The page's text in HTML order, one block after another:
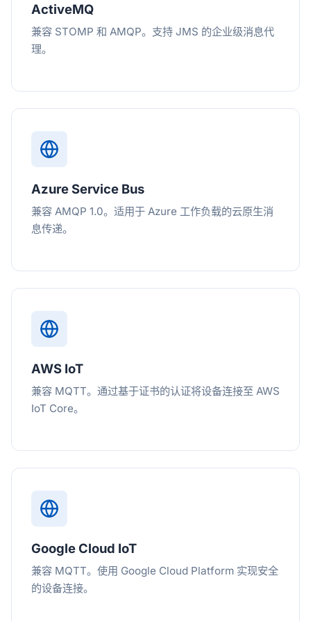
ActiveMQ
兼容 STOMP 和 AMQP。支持 JMS 的企业级消息代
理。
Azure Service Bus
兼容 AMQP 1.0。适用于 Azure 工作负载的云原生消
息传递。
AWS IoT
兼容 MQTT。通过基于证书的认证将设备连接至 AWS
IoT Core。
Google Cloud IoT
兼容 MQTT。使用 Google Cloud Platform 实现安全
的设备连接。